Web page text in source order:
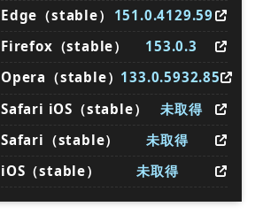
Edge（stable）
151.0.4129.59
Firefox（stable）
153.0.3
Opera（stable） 133.0.5932.85
Safari iOS（stable）
未取得
Safari（stable）
未取得
iOS（stable）
未取得